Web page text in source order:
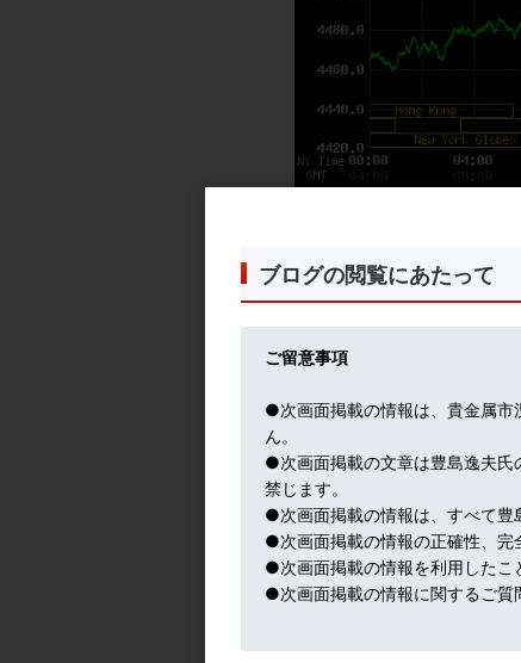
報道で、まず原油価格は急落。
ドル金利も急落。
誰もトランプの一言で、中東紛争が解決
このような局面は、今後も起きるだろうね
株式市場は、大歓迎。
エヌビディア好業績も重なり、大活況。
いずれにせよ、真の中東平和の道は遠い。
ブログの閲覧にあたって
ご留意事項
●次画面掲載の情報は、貴金属市
ん。
●次画面掲載の文章は豊島逸夫氏
禁じます。
●次画面掲載の情報は、すべて豊
●次画面掲載の情報の正確性、完
●次画面掲載の情報を利用したこ
●次画面掲載の情報に関するご質